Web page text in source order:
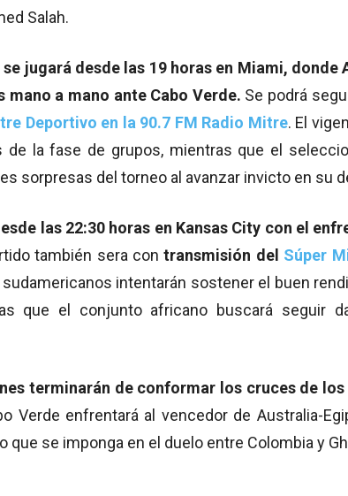
Salah.
jugará desde las 19 horas en Miami, donde
mano a mano ante Cabo Verde. Se podrá
Deportivo en la 90.7 FM Radio Mitre. El
la fase de grupos, mientras que el
sorpresas del torneo al avanzar invicto en su
las 22:30 horas en Kansas City con el
también sera contransmisión del Súper
sudamericanos intentarán sostener el buen
que el conjunto africano buscará seguir
terminarán de conformar los cruces de
Verde enfrentará al vencedor de Australia-
que se imponga en el duelo entre Colombia y